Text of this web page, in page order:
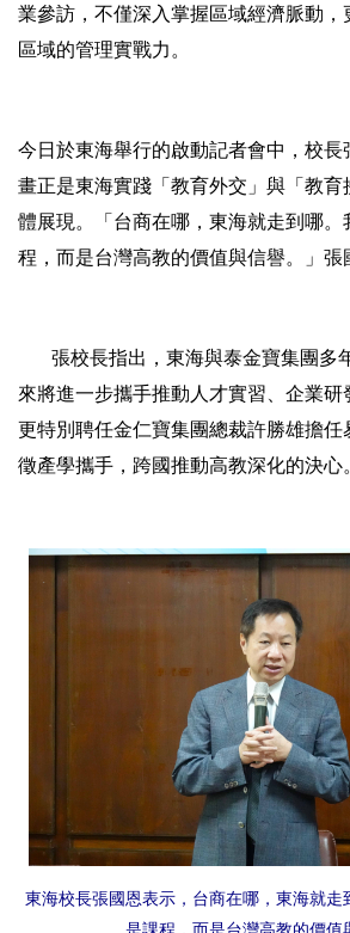
業參訪，不僅深入掌握區域經濟脈動，
區域的管理實戰力。
今日於東海舉行的啟動記者會中，校長
畫正是東海實踐「教育外交」與「教育
體展現。「台商在哪，東海就走到哪。
程，而是台灣高教的價值與信譽。」張
張校長指出，東海與泰金寶集團多
來將進一步攜手推動人才實習、企業研
更特別聘任金仁寶集團總裁許勝雄擔任
徵產學攜手，跨國推動高教深化的決心
東海校長張國恩表示，台商在哪，東海就走